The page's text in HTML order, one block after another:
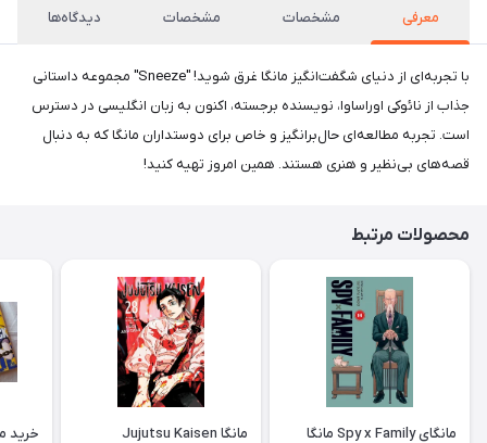
معرفی مشخصات مشخصات دیدگاه‌ها
با تجربه‌ای از دنیای شگفت‌انگیز مانگا غرق شوید! "Sneeze" مجموعه داستانی
جذاب از نائوکی اوراساوا، نویسنده برجسته، اکنون به زبان انگلیسی در دسترس
است. تجربه مطالعه‌ای حال‌برانگیز و خاص برای دوستداران مانگا که به دنبال
قصه‌های بی‌نظیر و هنری هستند. همین امروز تهیه کنید!
محصولات مرتبط
مانگای Spy x Family مانگا
مانگا Jujutsu Kaisen